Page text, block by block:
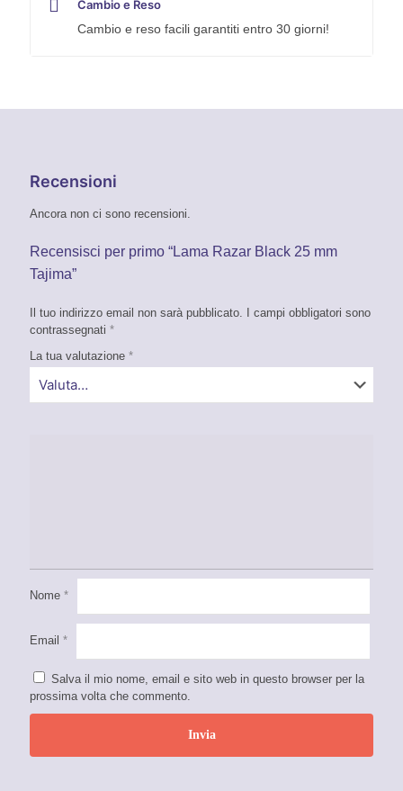
Cambio e Reso
Cambio e reso facili garantiti entro 30 giorni!
Recensioni
Ancora non ci sono recensioni.
Recensisci per primo “Lama Razar Black 25 mm
Tajima”
Il tuo indirizzo email non sarà pubblicato.
I campi obbligatori sono
contrassegnati *
La tua valutazione *
Nome *
Email *
Salva il mio nome, email e sito web in questo browser per la
prossima volta che commento.